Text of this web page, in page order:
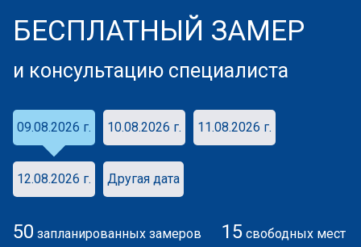
БЕСПЛАТНЫЙ ЗАМЕР
и консультацию специалиста
09.08.2026 г. 10.08.2026 г. 11.08.2026 г.
12.08.2026 г. Другая дата
50 запланированных замеров 15 свободных мест